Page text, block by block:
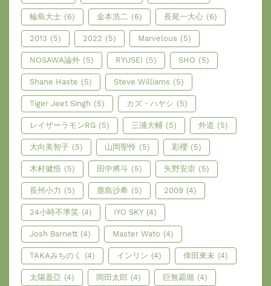
輪島大士 (6) 金本浩二 (6) 長尾一大心 (6)
2013 (5) 2022 (5) Marvelous (5)
NOSAWA論外 (5) RYUSEI (5) SHO (5)
Shane Haste (5) Steve Williams (5)
Tiger Jeet Singh (5) カズ・ハヤシ (5)
レイザーラモンRG (5) 三浦大輔 (5) 外道 (5)
大向美智子 (5) 山岡聖怜 (5) 彩櫻 (5)
木村健悟 (5) 田中將斗 (5) 矢野安崇 (5)
長州小力 (5) 鹿島沙希 (5) 2009 (4)
24小時不準笑 (4) IYO SKY (4)
Josh Barnett (4) Master Wato (4)
TAKAみちのく (4) インリン (4) 倖田來未 (4)
太陽蓋亞 (4) 岡田太郎 (4) 巨無霸堀 (4)